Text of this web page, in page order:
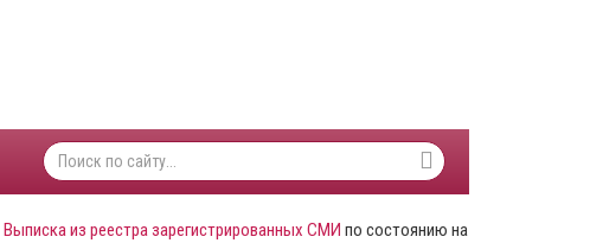
Выписка из реестра зарегистрированных СМИ по состоянию на